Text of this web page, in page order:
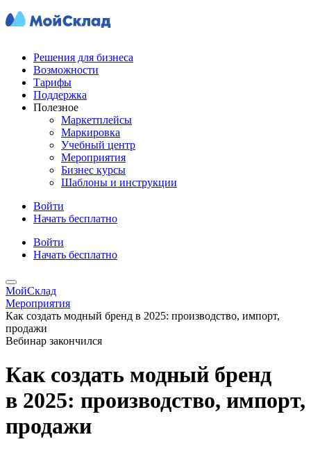
Решения для бизнеса
Возможности
Тарифы
Поддержка
Полезное
Маркетплейсы
Маркировка
Учебный центр
Мероприятия
Бизнес курсы
Шаблоны и инструкции
Войти
Начать бесплатно
Войти
Начать бесплатно
МойСклад
Мероприятия
Как создать модный бренд в 2025: производство, импорт,
продажи
Вебинар закончился
Как создать модный бренд
в 2025: производство, импорт,
продажи